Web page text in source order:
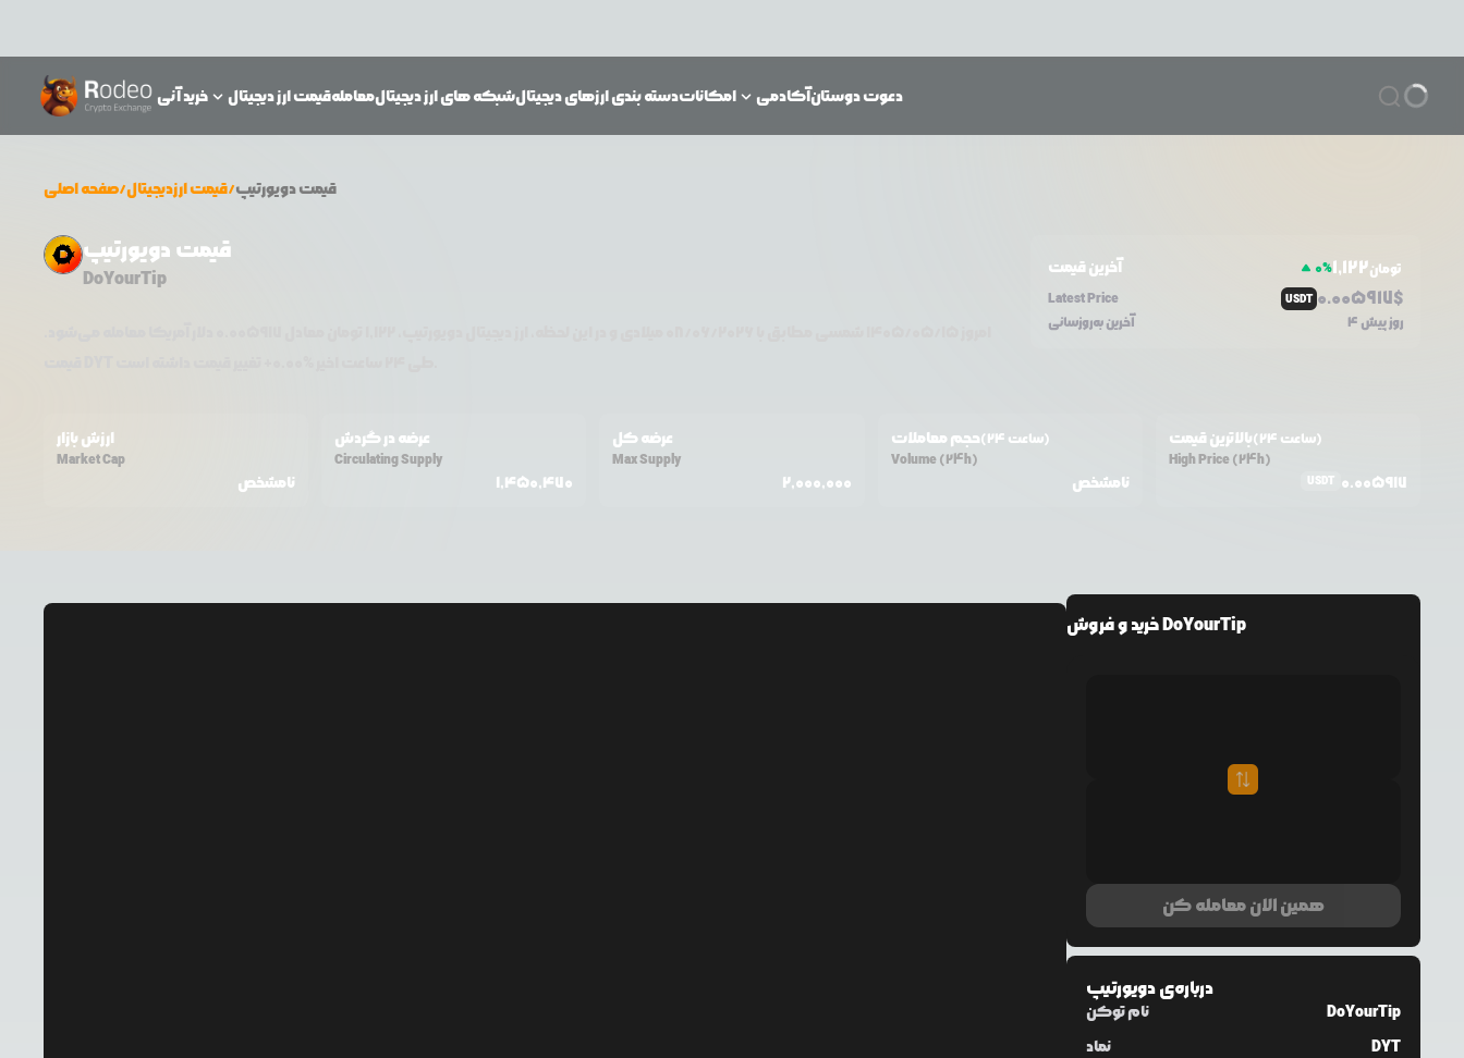
خرید آنی قیمت ارز دیجیتالمعاملهشبکه‌ های ارز دیجیتالدسته بندی ارزهای دیجیتالامکانات آکادمیدعوت دوستان
صفحه اصلی/قیمت ارزدیجیتال/ قیمتدویورتیپ
قیمت دویورتیپ
DoYourTip آخرین قیمت 0%1,122تومان
Latest Price
USDT 0.005917$
آخرین به‌روزسانی 4 روز پیش
ارزش بازار
Market Cap
نامشخص
عرضه در گردش
Circulating Supply
1,450,470
عرضه کل
Max Supply
2,000,000
حجم معاملات
(24 ساعت)
Volume (24h)
نامشخص
بالاترین قیمت
(24 ساعت)
High Price (24h)
USDT 0.005917
خرید و فروش DoYourTip
همین الان معامله کن
درباره‌یدویورتیپ
نام توکن
DoYourTip
نماد
DYT